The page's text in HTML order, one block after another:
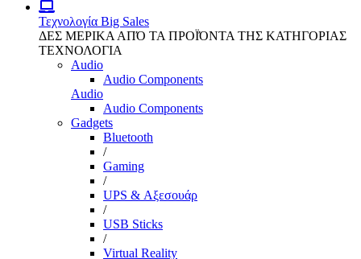
Τεχνολογία Big Sales
ΔΕΣ ΜΕΡΙΚΑ ΑΠΌ ΤΑ ΠΡΟΪΌΝΤΑ ΤΗΣ ΚΑΤΗΓΟΡΙΑΣ
ΤΕΧΝΟΛΟΓΙΑ
Audio
Audio Components
Audio
Audio Components
Gadgets
Bluetooth
/
Gaming
/
UPS & Αξεσουάρ
/
USB Sticks
/
Virtual Reality